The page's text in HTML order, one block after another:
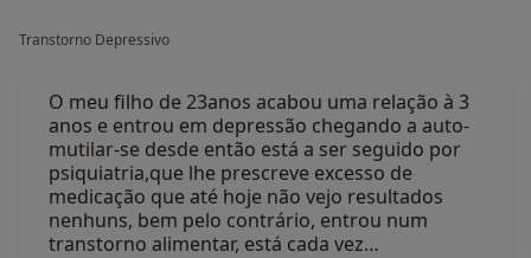
Transtorno Depressivo
O meu filho de 23anos acabou uma relação à 3
anos e entrou em depressão chegando a auto-
mutilar-se desde então está a ser seguido por
psiquiatria,que lhe prescreve excesso de
medicação que até hoje não vejo resultados
nenhuns, bem pelo contrário, entrou num
transtorno alimentar, está cada vez…